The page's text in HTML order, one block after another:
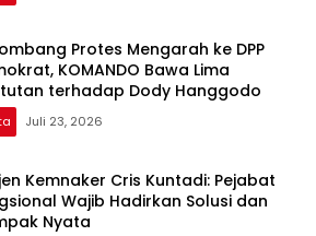
Protes Mengarah ke DPP
KOMANDO Bawa Lima
terhadap Dody Hanggodo
Juli 23, 2026
Kemnaker Cris Kuntadi: Pejabat
Wajib Hadirkan Solusi dan
Nyata